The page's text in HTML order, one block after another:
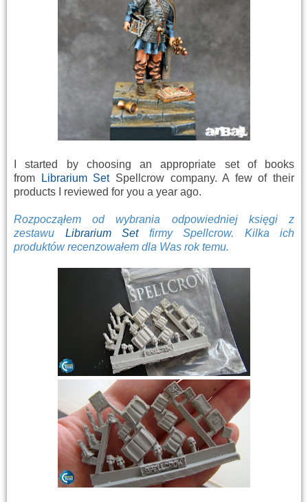
I started by choosing an appropriate set of books
from
Librarium SetSpellcrow company. A few of their
products I reviewed for you a year ago.
Rozpocząłem od wybrania odpowiedniej księgi z
zestawu Librarium Setfirmy Spellcrow. Kilka ich
produktów recenzowałem dla Was rok temu.